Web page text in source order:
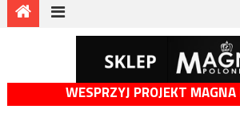
WESPRZYJ PROJEKT